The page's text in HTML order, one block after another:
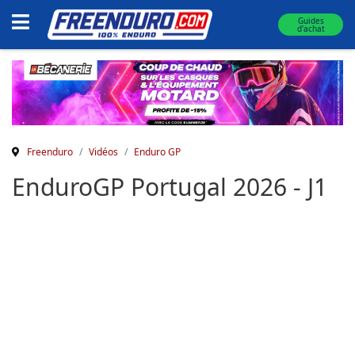
Guides
d'achat
Freenduro Vidéos Enduro GP
EnduroGP Portugal 2026 - J1